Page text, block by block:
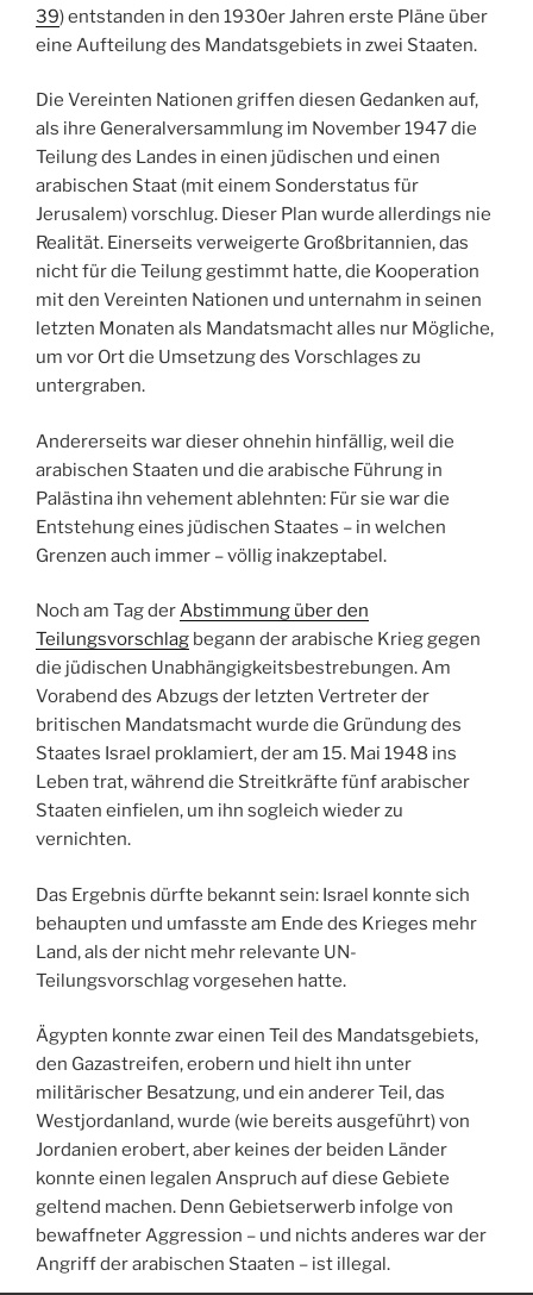
39) entstanden in den 1930er Jahren erste Pläne über
eine Aufteilung des Mandatsgebiets in zwei Staaten.
Die Vereinten Nationen griffen diesen Gedanken auf,
als ihre Generalversammlung im November 1947 die
Teilung des Landes in einen jüdischen und einen
arabischen Staat (mit einem Sonderstatus für
Jerusalem) vorschlug. Dieser Plan wurde allerdings nie
Realität. Einerseits verweigerte Großbritannien, das
nicht für die Teilung gestimmt hatte, die Kooperation
mit den Vereinten Nationen und unternahm in seinen
letzten Monaten als Mandatsmacht alles nur Mögliche,
um vor Ort die Umsetzung des Vorschlages zu
untergraben.
Andererseits war dieser ohnehin hinfällig, weil die
arabischen Staaten und die arabische Führung in
Palästina ihn vehement ablehnten: Für sie war die
Entstehung eines jüdischen Staates – in welchen
Grenzen auch immer – völlig inakzeptabel.
Noch am Tag derAbstimmung über den
Teilungsvorschlag begann der arabische Krieg gegen
die jüdischen Unabhängigkeitsbestrebungen. Am
Vorabend des Abzugs der letzten Vertreter der
britischen Mandatsmacht wurde die Gründung des
Staates Israel proklamiert, der am 15. Mai 1948 ins
Leben trat, während die Streitkräfte fünf arabischer
Staaten einfielen, um ihn sogleich wieder zu
vernichten.
Das Ergebnis dürfte bekannt sein: Israel konnte sich
behaupten und umfasste am Ende des Krieges mehr
Land, als der nicht mehr relevante UN-
Teilungsvorschlag vorgesehen hatte.
Ägypten konnte zwar einen Teil des Mandatsgebiets,
den Gazastreifen, erobern und hielt ihn unter
militärischer Besatzung, und ein anderer Teil, das
Westjordanland, wurde (wie bereits ausgeführt) von
Jordanien erobert, aber keines der beiden Länder
konnte einen legalen Anspruch auf diese Gebiete
geltend machen. Denn Gebietserwerb infolge von
bewaffneter Aggression – und nichts anderes war der
Angriff der arabischen Staaten – ist illegal.